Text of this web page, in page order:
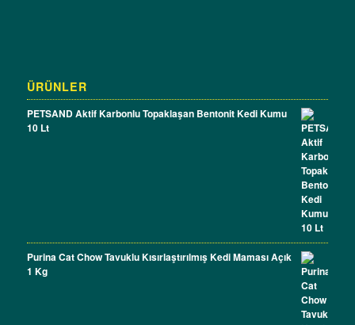
ÜRÜNLER
PETSAND Aktif Karbonlu Topaklaşan Bentonit Kedi Kumu
10 Lt
Purina Cat Chow Tavuklu Kısırlaştırılmış Kedi Maması Açık
1 Kg